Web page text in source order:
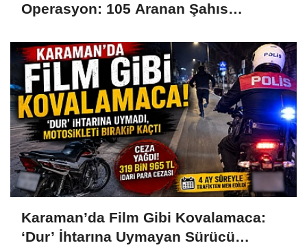
Operasyon: 105 Aranan Şahıs
Karaman’da Film Gibi Kovalamaca:
‘Dur’ İhtarına Uymayan Sürücü